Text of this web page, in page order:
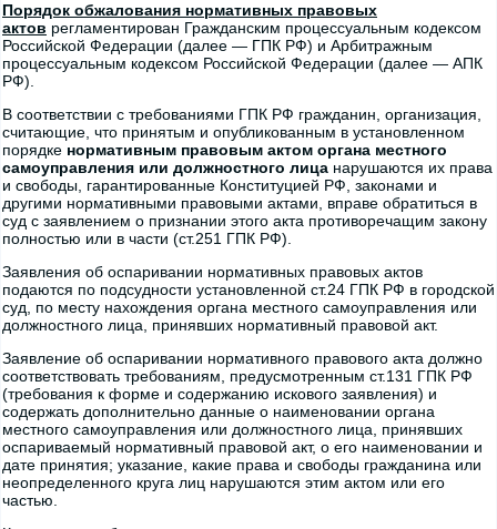
Порядок обжалования нормативных правовых
актов регламентирован Гражданским процессуальным кодексом
Российской Федерации (далее — ГПК РФ) и Арбитражным
процессуальным кодексом Российской Федерации (далее — АПК
РФ).
В соответствии с требованиями ГПК РФ гражданин, организация,
считающие, что принятым и опубликованным в установленном
порядке нормативным правовым актом органа местного
самоуправления или должностного лица нарушаются их права
и свободы, гарантированные Конституцией РФ, законами и
другими нормативными правовыми актами, вправе обратиться в
суд с заявлением о признании этого акта противоречащим закону
полностью или в части (ст.251 ГПК РФ).
Заявления об оспаривании нормативных правовых актов
подаются по подсудности установленной ст.24 ГПК РФ в городской
суд, по месту нахождения органа местного самоуправления или
должностного лица, принявших нормативный правовой акт.
Заявление об оспаривании нормативного правового акта должно
соответствовать требованиям, предусмотренным ст.131 ГПК РФ
(требования к форме и содержанию искового заявления) и
содержать дополнительно данные о наименовании органа
местного самоуправления или должностного лица, принявших
оспариваемый нормативный правовой акт, о его наименовании и
дате принятия; указание, какие права и свободы гражданина или
неопределенного круга лиц нарушаются этим актом или его
частью.